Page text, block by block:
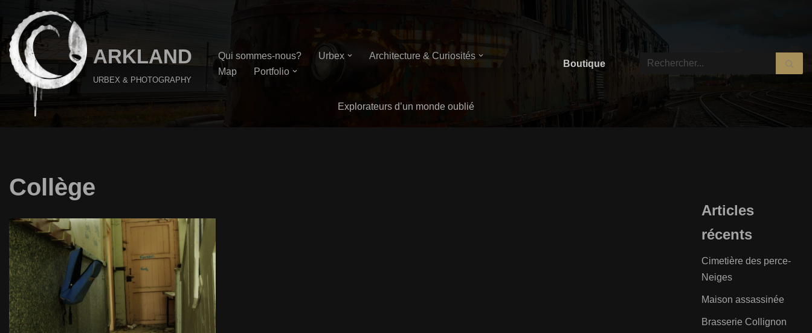
Aller
au
contenu
ARKLAND
URBEX & PHOTOGRAPHY
Qui sommes-nous? Urbex
Architecture & Curiosités
Map
Portfolio
Boutique
Explorateurs d’un monde oublié
Collège
Articles
récents
Cimetière des perce-
Neiges
Maison assassinée
Brasserie Collignon